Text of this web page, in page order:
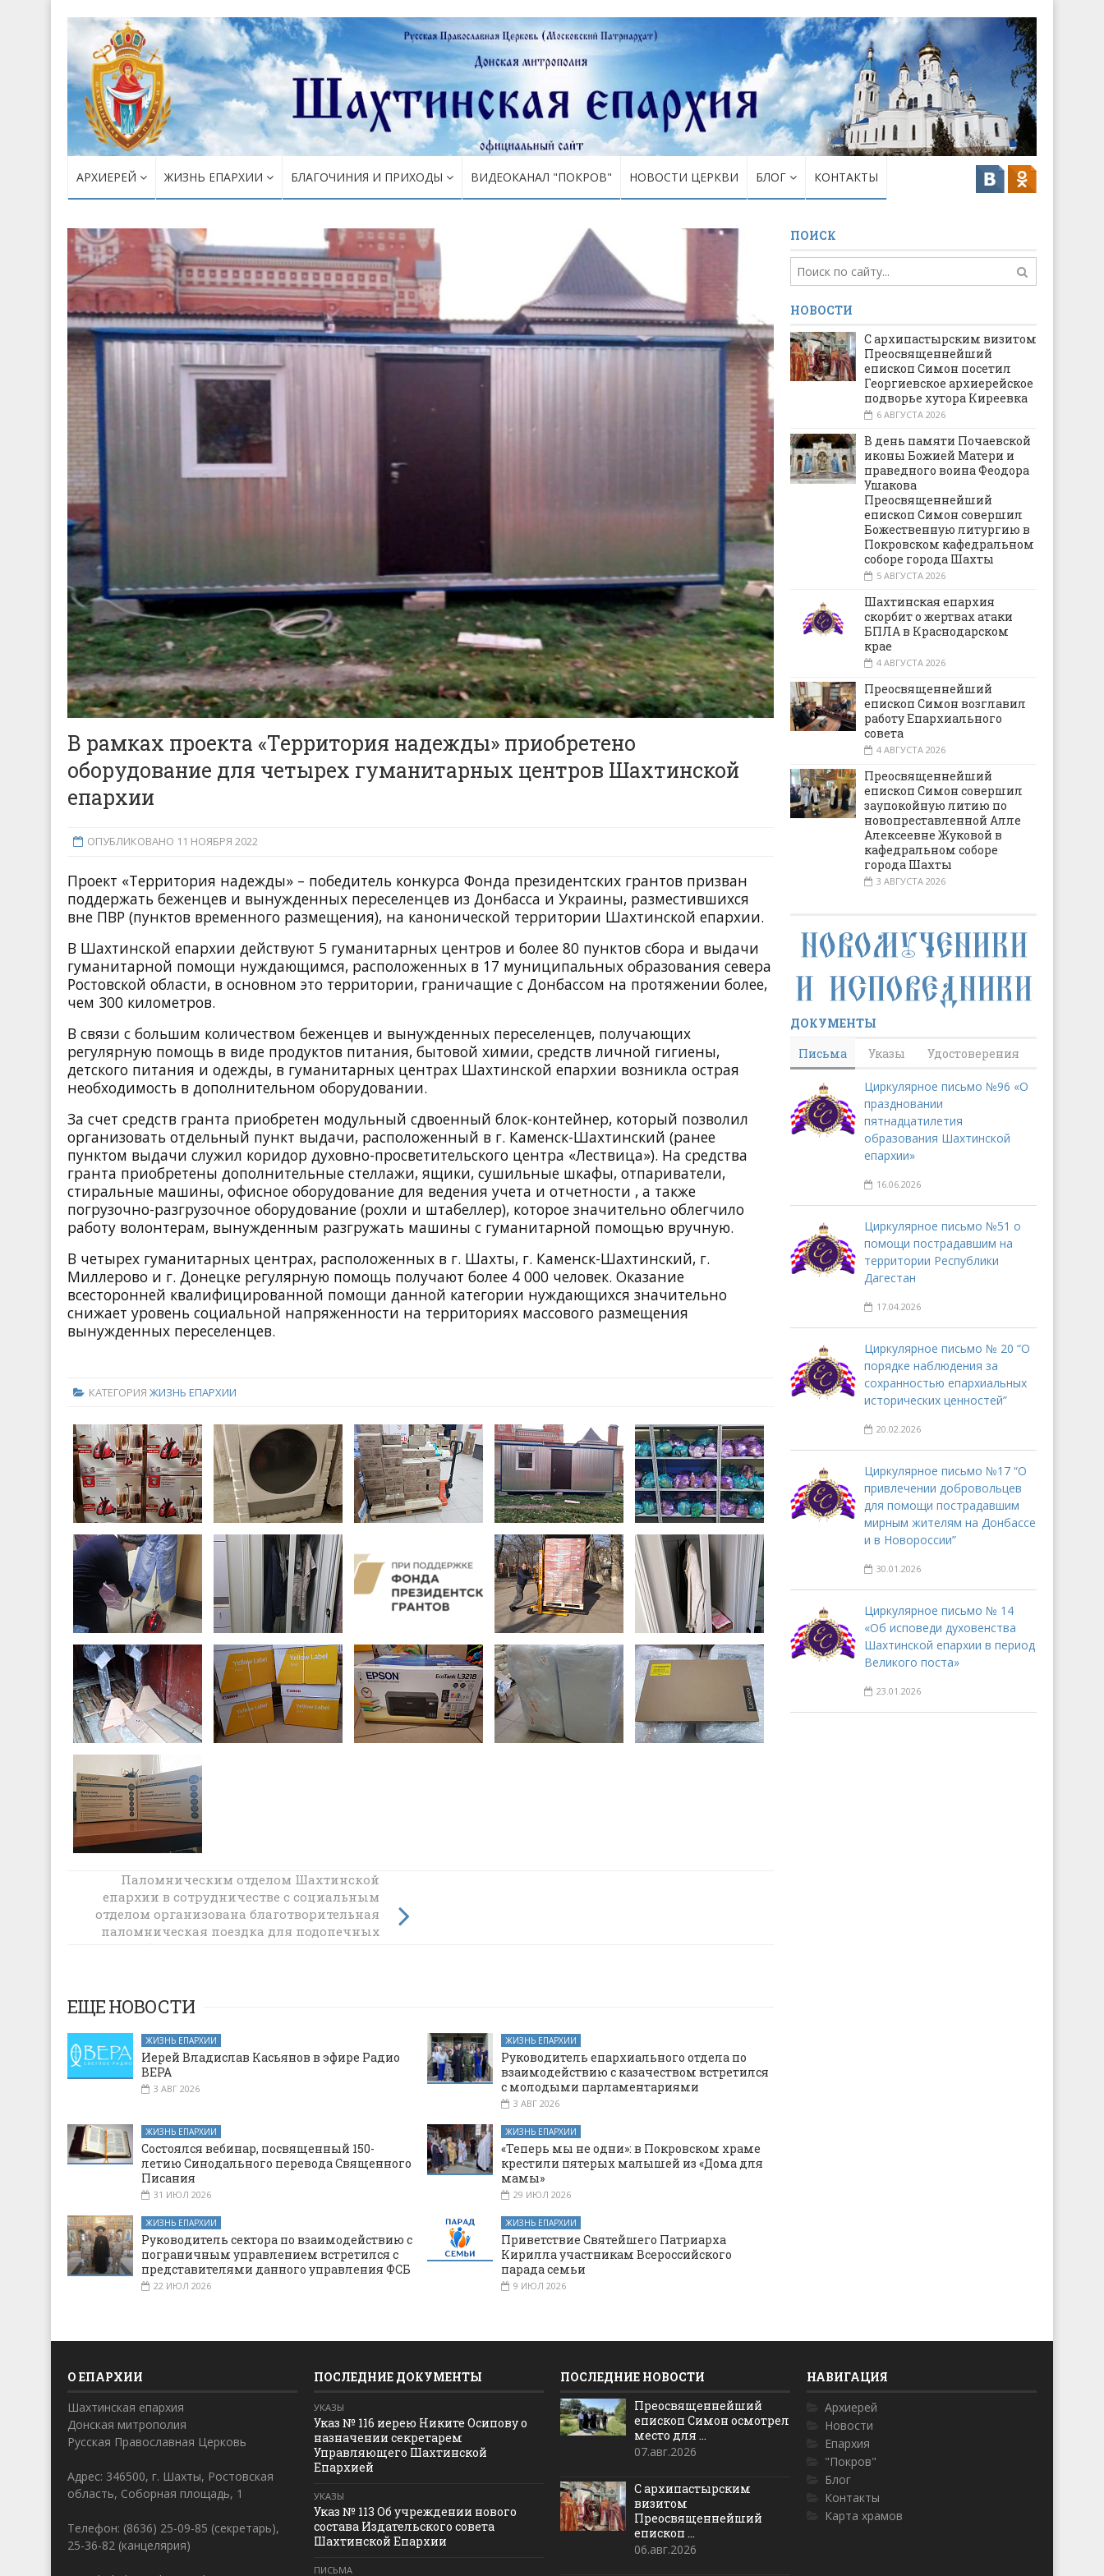
АРХИЕРЕЙ ЖИЗНЬ ЕПАРХИИ БЛАГОЧИНИЯ И ПРИХОДЫ ВИДЕОКАНАЛ "ПОКРОВ" НОВОСТИ ЦЕРКВИ БЛОГ КОНТАКТЫ
В рамках проекта «Территория надежды» приобретено
оборудование для четырех гуманитарных центров Шахтинской
епархии
ОПУБЛИКОВАНО 11 НОЯБРЯ 2022
Проект «Территория надежды» – победитель конкурса Фонда президентских грантов призван
поддержать беженцев и вынужденных переселенцев из Донбасса и Украины, разместившихся
вне ПВР (пунктов временного размещения), на канонической территории Шахтинской епархии.
В Шахтинской епархии действуют 5 гуманитарных центров и более 80 пунктов сбора и выдачи
гуманитарной помощи нуждающимся, расположенных в 17 муниципальных образования севера
Ростовской области, в основном это территории, граничащие с Донбассом на протяжении более,
чем 300 километров.
В связи с большим количеством беженцев и вынужденных переселенцев, получающих
регулярную помощь в виде продуктов питания, бытовой химии, средств личной гигиены,
детского питания и одежды, в гуманитарных центрах Шахтинской епархии возникла острая
необходимость в дополнительном оборудовании.
За счет средств гранта приобретен модульный сдвоенный блок-контейнер, который позволил
организовать отдельный пункт выдачи, расположенный в г. Каменск-Шахтинский (ранее
пунктом выдачи служил коридор духовно-просветительского центра «Лествица»). На средства
гранта приобретены дополнительные стеллажи, ящики, сушильные шкафы, отпариватели,
стиральные машины, офисное оборудование для ведения учета и отчетности , а также
погрузочно-разгрузочное оборудование (рохли и штабеллер), которое значительно облегчило
работу волонтерам, вынужденным разгружать машины с гуманитарной помощью вручную.
В четырех гуманитарных центрах, расположенных в г. Шахты, г. Каменск-Шахтинский, г.
Миллерово и г. Донецке регулярную помощь получают более 4 000 человек. Оказание
всесторонней квалифицированной помощи данной категории нуждающихся значительно
снижает уровень социальной напряженности на территориях массового размещения
вынужденных переселенцев.
КАТЕГОРИЯ ЖИЗНЬ ЕПАРХИИ
Итоги благотворительной акции «Дари
радость на Рождество»
Паломническим отделом Шахтинской
епархии в сотрудничестве с социальным
отделом организована благотворительная
паломническая поездка для подопечных
реабилитационного центра х. Маркин
ЕЩЕ НОВОСТИ
ЖИЗНЬ ЕПАРХИИ
Иерей Владислав Касьянов в эфире Радио
ВЕРА
3 АВГ 2026
ЖИЗНЬ ЕПАРХИИ
Руководитель епархиального отдела по
взаимодействию с казачеством встретился
с молодыми парламентариями
3 АВГ 2026
ЖИЗНЬ ЕПАРХИИ
Состоялся вебинар, посвященный 150-
летию Синодального перевода Священного
Писания
31 ИЮЛ 2026
ЖИЗНЬ ЕПАРХИИ
«Теперь мы не одни»: в Покровском храме
крестили пятерых малышей из «Дома для
мамы»
29 ИЮЛ 2026
ЖИЗНЬ ЕПАРХИИ
Руководитель сектора по взаимодействию с
пограничным управлением встретился с
представителями данного управления ФСБ
22 ИЮЛ 2026
ЖИЗНЬ ЕПАРХИИ
Приветствие Святейшего Патриарха
Кирилла участникам Всероссийского
парада семьи
9 ИЮЛ 2026
ПОИСК
НОВОСТИ
С архипастырским визитом
Преосвященнейший
епископ Симон посетил
Георгиевское архиерейское
подворье хутора Киреевка
6 АВГУСТА 2026
В день памяти Почаевской
иконы Божией Матери и
праведного воина Феодора
Ушакова
Преосвященнейший
епископ Симон совершил
Божественную литургию в
Покровском кафедральном
соборе города Шахты
5 АВГУСТА 2026
Шахтинская епархия
скорбит о жертвах атаки
БПЛА в Краснодарском
крае
4 АВГУСТА 2026
Преосвященнейший
епископ Симон возглавил
работу Епархиального
совета
4 АВГУСТА 2026
Преосвященнейший
епископ Симон совершил
заупокойную литию по
новопреставленной Алле
Алексеевне Жуковой в
кафедральном соборе
города Шахты
3 АВГУСТА 2026
ДОКУМЕНТЫ
Письма
Указы Удостоверения
Циркулярное письмо №96 «О
праздновании
пятнадцатилетия
образования Шахтинской
епархии»
16.06.2026
Циркулярное письмо №51 о
помощи пострадавшим на
территории Республики
Дагестан
17.04.2026
Циркулярное письмо № 20 “О
порядке наблюдения за
сохранностью епархиальных
исторических ценностей”
20.02.2026
Циркулярное письмо №17 “О
привлечении добровольцев
для помощи пострадавшим
мирным жителям на Донбассе
и в Новороссии”
30.01.2026
Циркулярное письмо № 14
«Об исповеди духовенства
Шахтинской епархии в период
Великого поста»
23.01.2026
О ЕПАРХИИ
Шахтинская епархия
Донская митрополия
Русская Православная Церковь
Адрес: 346500, г. Шахты, Ростовская
область, Соборная площадь, 1
Телефон: (8636) 25-09-85 (секретарь),
25-36-82 (канцелярия)
ПОСЛЕДНИЕ ДОКУМЕНТЫ
УКАЗЫ
Указ № 116 иерею Никите Осипову о
назначении секретарем
Управляющего Шахтинской
Епархией
УКАЗЫ
Указ № 113 Об учреждении нового
состава Издательского совета
Шахтинской Епархии
ПИСЬМА
ПОСЛЕДНИЕ НОВОСТИ
Преосвященнейший
епископ Симон осмотрел
место для ...
07.авг.2026
С архипастырским
визитом
Преосвященнейший
епископ ...
06.авг.2026
НАВИГАЦИЯ
Архиерей
Новости
Епархия
"Покров"
Блог
Контакты
Карта храмов